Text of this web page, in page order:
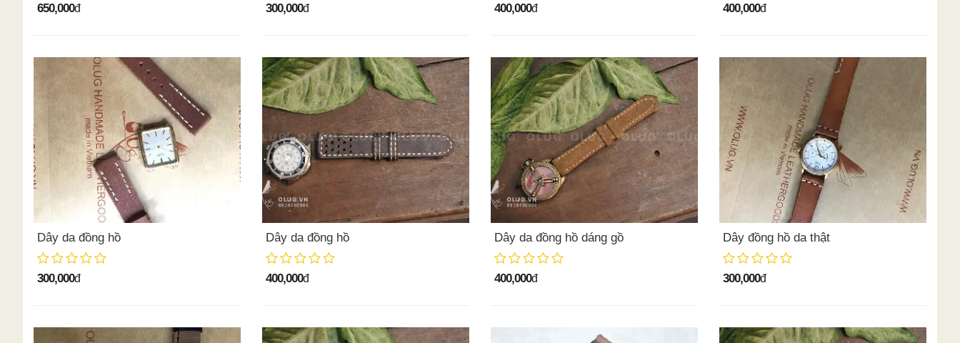
650,000đ 300,000đ 400,000đ 400,000đ
Dây da đồng hồ
300,000đ
Dây da đồng hồ
400,000đ
Dây da đồng hồ dáng gồ
400,000đ
Dây đồng hồ da thật
300,000đ